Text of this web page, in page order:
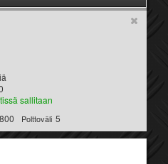
sallitaan
800 Polttoväli 5